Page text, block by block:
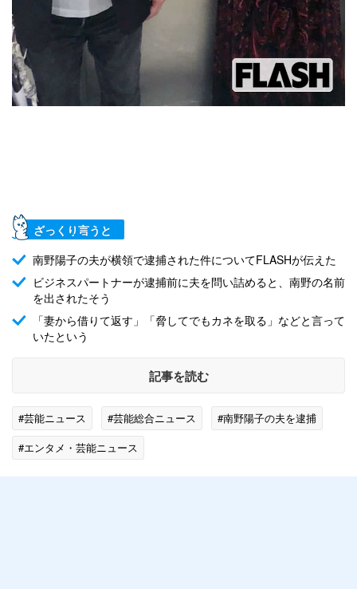
ざっくり言うと
南野陽子の夫が横領で逮捕された件についてFLASHが伝えた
ビジネスパートナーが逮捕前に夫を問い詰めると、南野の名前
を出されたそう
「妻から借りて返す」「脅してでもカネを取る」などと言って
いたという
記事を読む
#芸能ニュース #芸能総合ニュース
#南野陽子の夫を逮捕
#エンタメ・芸能ニュース